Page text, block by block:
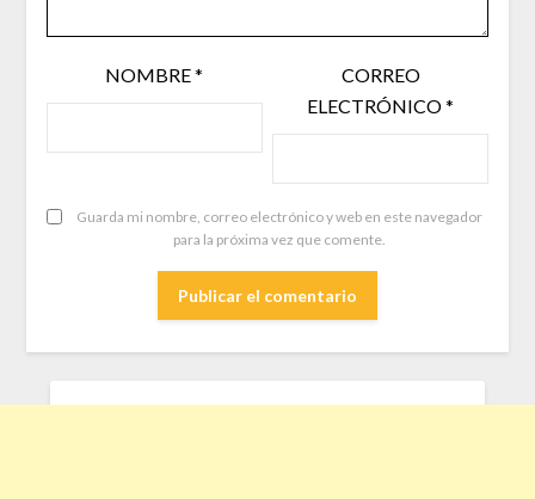
NOMBRE*
CORREO
ELECTRÓNICO*
Guarda mi nombre, correo electrónico y web en este navegador
para la próxima vez que comente.